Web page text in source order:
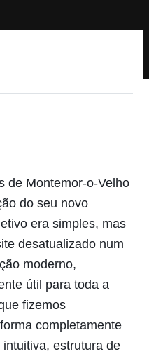
de Montemor-o-Velho
do seu novo
era simples, mas
desatualizado num
moderno,
útil para toda a
fizemos
completamente
estrutura de